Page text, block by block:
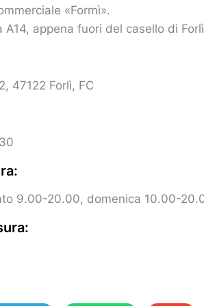
«Formì».
appena fuori del casello di
47122 Forlì, FC
9.00-20.00, domenica 10.00-